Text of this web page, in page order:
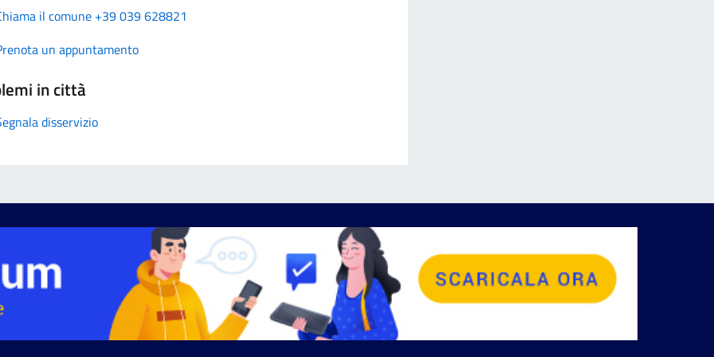
il comune +39 039 628821
un appuntamento
in città
disservizio